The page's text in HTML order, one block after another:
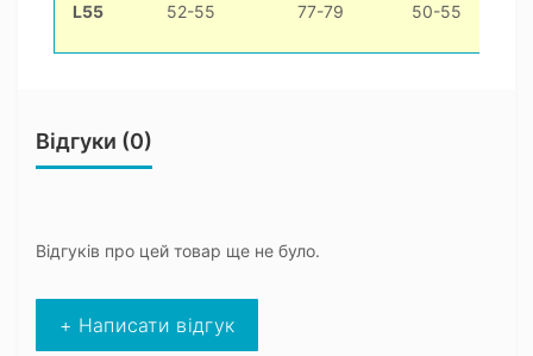
L55 52-55 77-79 50-55
Відгуки (0)
Відгуків про цей товар ще не було.
+ Написати відгук